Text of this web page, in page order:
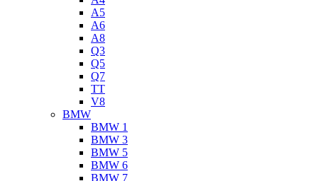
A5
A6
A8
Q3
Q5
Q7
TT
V8
BMW
BMW 1
BMW 3
BMW 5
BMW 6
BMW 7